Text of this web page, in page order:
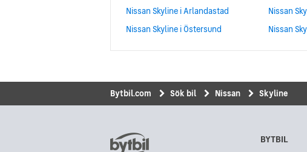
Nissan Skyline i Arlandastad
Nissan Skyline i Östersund
Nissan
Nissan
Bytbil.com Sök bil Nissan Skyline
BYTBIL